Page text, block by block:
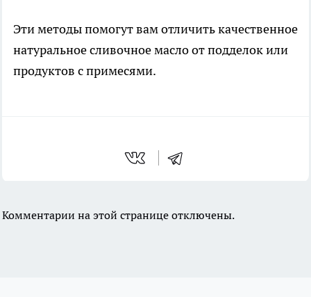
Эти методы помогут вам отличить качественное
натуральное сливочное масло от подделок или
продуктов с примесями.
Комментарии на этой странице отключены.